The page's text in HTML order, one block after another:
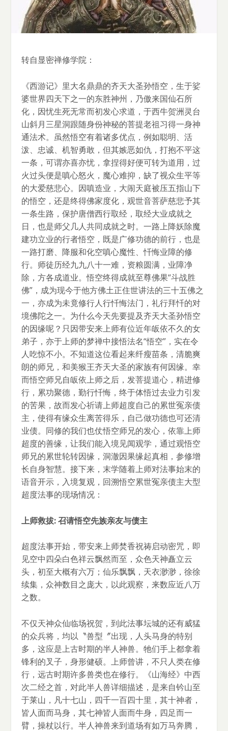
转自显密禅修学院：
《西游记》里大名鼎鼎的齐天大圣孙悟空，生于娑
婆世界四天下之一的东胜神州，乃傲来国仙石所
化，因忧生死无常而初发心求道，于西牛贺洲灵台
山斜月三星洞跟随身份神秘的菩提老祖习得一身神
通法术。虽然悟空有着诸多优点，例如聪明、活
泼、忠诚、机智勇敢，但其嫉恶如仇，打抱不平这
一条，可谓亦喜亦忧，拿捏得好便可转为道用，过
火过头便是嗔心怒火，魔心难抑，缺了视众生平等
的大爱慈悲心。因嗔造业，大闹天庭被压五指山下
的悟空，还是终得佛家度化，观世音菩萨慈悲予其
一条生路，保护唐僧西行取经，取经大业成就之
日，也是师父几人共同成就之时。一路上降妖除魔
建功立业的行者悟空，既是广修功德的前行，也是
一路打磨、降服和化空嗔心魔性、忏悔业障的修
行。师徒历经九九八十一难，资粮圆满，业障净
除，方各成道业。悟空终得成就至尊佛果“斗战胜
佛”，成为现今于他方佛土正住世讲法的三十五佛之
一，亦成为未竟修行人行忏悔法门，礼行拜忏的对
境佛陀之一。为什么今天先要提及齐天大圣孙悟空
的因缘呢？只因带安来上师有位近年皈依不久的女
弟子，亦于上师的梦禅中接悟法名“悟空”，实在令
人吃惊不小。不知道这位看起来纤瘦苗条，清脆爽
朗的师兄，和美猴王齐天大圣的家族有何因缘。幸
而悟空师兄自皈依上师之后，发菩提道心，精进修
行，累功聚德，勤行忏悔，终于体悟过去业力引发
的苦果，故而发心祈请上师超度自己的累世冤亲债
主，使得有缘众生离苦得乐，自己做功德也可还清
业债。同修的我们也仗悟空师兄的发心，依靠上师
超度的善缘，让我们能入境见闻观学，通过观悟空
师兄的累世轮转因缘，洞澈因果缘起真相，参修增
长自身智慧。接下来，末学随着上师对法事始末的
语音开示，入境复观，回溯悟空累世冤亲债主大型
超度法事的现场情况：
上师救拔: 召请悟空先族亲友与债主
超度法事开始，带安来上师焚香祝祷启动密咒，即
见空中四朵白色祥云飘然而至，众色天神矗立云
头，初至大概有六万；仙乐飘飘，天衣渺渺，徐徐
续集，众神数目之庞大，以此观察，来数应近八万
之数。
不仅天神众仙临场祝贺，到此法事坛城的还有威猛
的众兵将，均以〝兽型〞出现，人头马身的特别
多，这应是上古时期的半人神兽。牠们手上都拿着
锋利的叉子，身形健硕。上师曾讲，不只人类在修
行，远古时期许多兽类也在修行。《山海经》中西
次二经之首，对此半人兽详细描述，是来自钤山至
于莱山，凡十七山，四千一百四十里，其十神者，
皆人面而马身，其七神皆人面而牛身，四足而一
臂，操杖以行。半人神兽来到道场有如万马奔腾，